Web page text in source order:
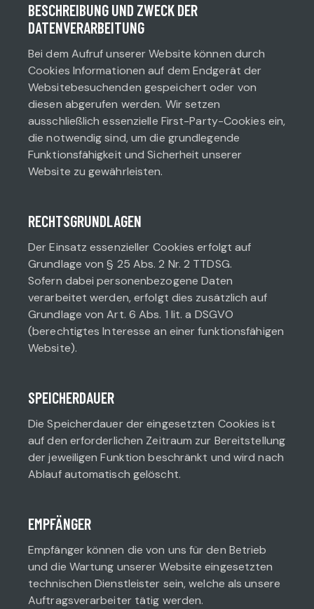
BESCHREIBUNG UND ZWECK DER
DATENVERARBEITUNG
Bei dem Aufruf unserer Website können durch
Cookies Informationen auf dem Endgerät der
Websitebesuchenden gespeichert oder von
diesen abgerufen werden. Wir setzen
ausschließlich essenzielle First-Party-Cookies ein,
die notwendig sind, um die grundlegende
Funktionsfähigkeit und Sicherheit unserer
Website zu gewährleisten.
RECHTSGRUNDLAGEN
Der Einsatz essenzieller Cookies erfolgt auf
Grundlage von § 25 Abs. 2 Nr. 2 TTDSG.
Sofern dabei personenbezogene Daten
verarbeitet werden, erfolgt dies zusätzlich auf
Grundlage von Art. 6 Abs. 1 lit. a DSGVO
(berechtigtes Interesse an einer funktionsfähigen
Website).
SPEICHERDAUER
Die Speicherdauer der eingesetzten Cookies ist
auf den erforderlichen Zeitraum zur Bereitstellung
der jeweiligen Funktion beschränkt und wird nach
Ablauf automatisch gelöscht.
EMPFÄNGER
Empfänger können die von uns für den Betrieb
und die Wartung unserer Website eingesetzten
technischen Dienstleister sein, welche als unsere
Auftragsverarbeiter tätig werden.